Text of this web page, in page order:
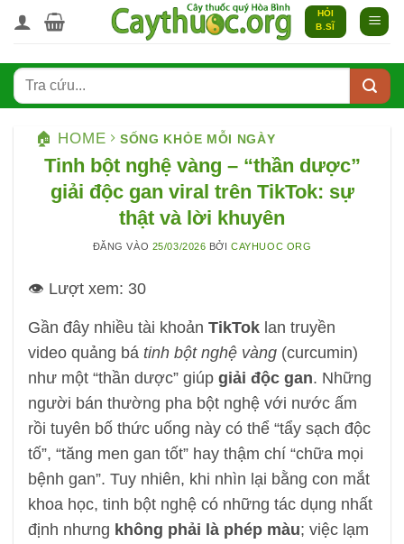
qua
dung
HỎI
B.SĨ
🏠 HOME SỐNG KHỎE MỖI NGÀY
Tinh bột nghệ vàng – “thần dược”
giải độc gan viral trên TikTok: sự
thật và lời khuyên
ĐĂNG VÀO 25/03/2026 BỞICAYHUOC ORG
👁️ Lượt xem: 30
Gần đây nhiều tài khoản TikToklan truyền
video quảng bá tinh bột nghệ vàng(curcumin)
như một “thần dược” giúp giải độc gan. Những
người bán thường pha bột nghệ với nước ấm
rồi tuyên bố thức uống này có thể “tẩy sạch độc
tố”, “tăng men gan tốt” hay thậm chí “chữa mọi
bệnh gan”. Tuy nhiên, khi nhìn lại bằng con mắt
khoa học, tinh bột nghệ có những tác dụng nhất
định nhưng không phải là phép màu; việc lạm